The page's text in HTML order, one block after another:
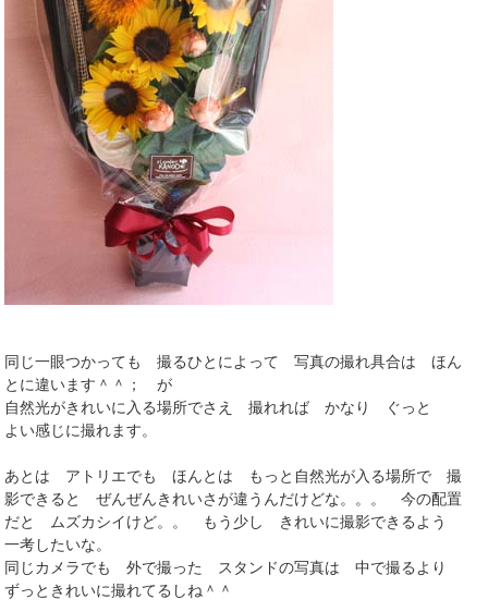
同じ一眼つかっても 撮るひとによって 写真の撮れ具合は ほん
とに違います＾＾； が
自然光がきれいに入る場所でさえ 撮れれば かなり ぐっと
よい感じに撮れます。
あとは アトリエでも ほんとは もっと自然光が入る場所で 撮
影できると ぜんぜんきれいさが違うんだけどな。。。 今の配置
だと ムズカシイけど。。 もう少し きれいに撮影できるよう
一考したいな。
同じカメラでも 外で撮った スタンドの写真は 中で撮るより
ずっときれいに撮れてるしね＾＾